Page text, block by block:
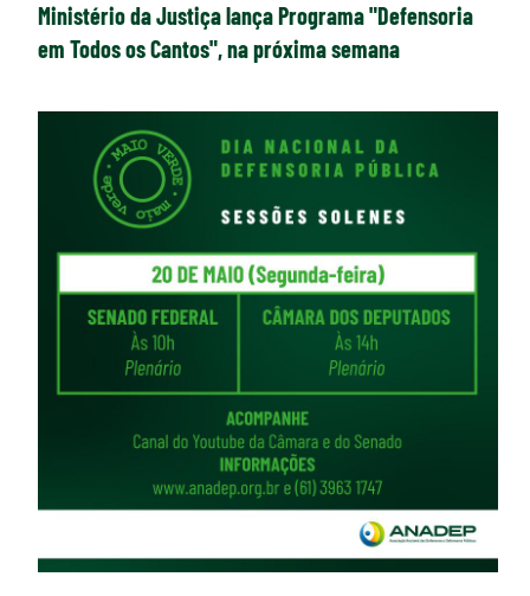
Ministério da Justiça lança Programa "Defensoria
em Todos os Cantos", na próxima semana